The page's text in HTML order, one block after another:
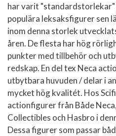
har varit "standardstorlekar"
populära leksaksfigurer sen
inom denna storlek
åren. De flesta har hög
punkter med tillbehör och
redskap. En del tex Neca
utbytbara huvuden / delar i
mycket hög kvalitét. Hos
actionfigurer från Både
Collectibles och Hasbro i
Dessa figurer som passar